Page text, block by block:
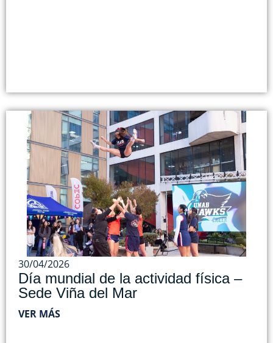
30/04/2026
Día mundial de la actividad física –
Sede Viña del Mar
VER MÁS